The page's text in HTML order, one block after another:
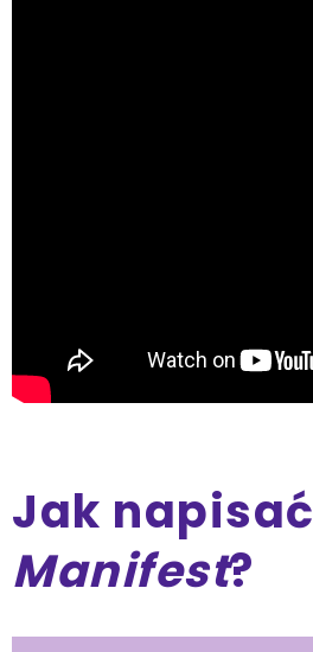
Jak napisać
Manifest?